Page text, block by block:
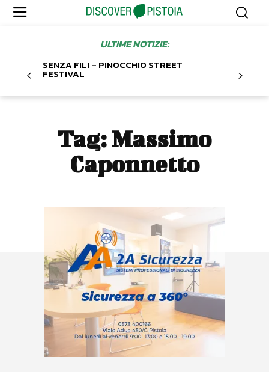
ULTIME NOTIZIE:
SENZA FILI – PINOCCHIO STREET
FESTIVAL
Tag:Massimo
Caponnetto